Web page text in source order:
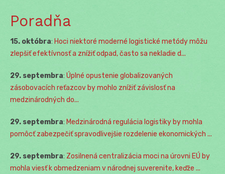
Poradňa
15. októbra: Hoci niektoré moderné logistické metódy môžu
zlepšiť efektívnosť a znížiť odpad, často sa nekladie d...
29. septembra: Úplné opustenie globalizovaných
zásobovacích reťazcov by mohlo znížiť závislosť na
medzinárodných do...
29. septembra: Medzinárodná regulácia logistiky by mohla
pomôcť zabezpečiť spravodlivejšie rozdelenie ekonomických ...
29. septembra: Zosilnená centralizácia moci na úrovni EÚ by
mohla viesť k obmedzeniam v národnej suverenite, keďže ...